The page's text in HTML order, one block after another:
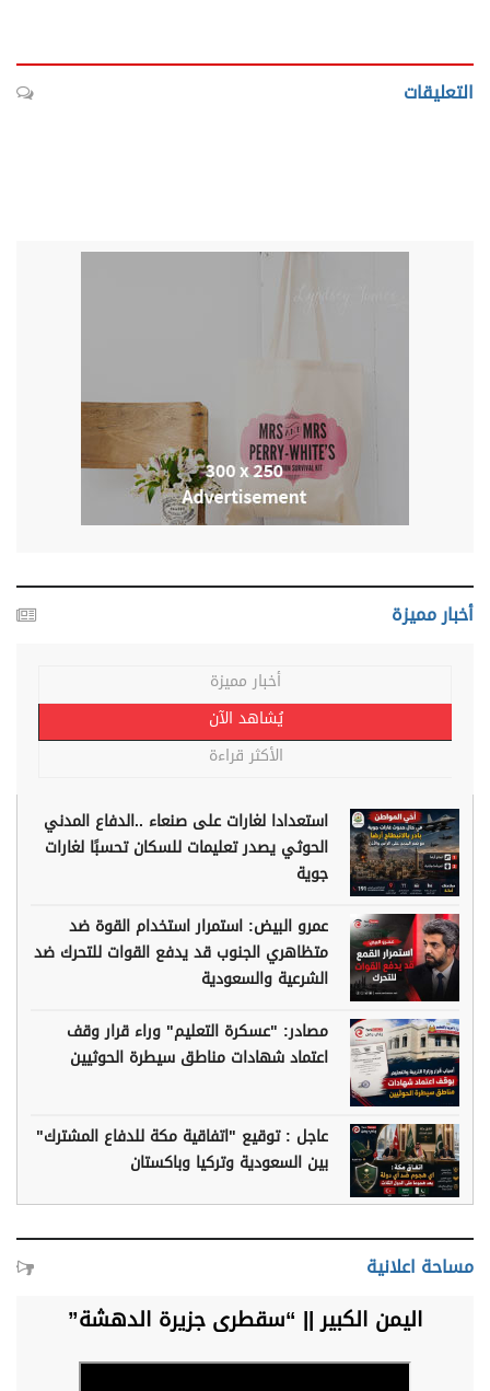
التعليقات
أخبار مميزة
أخبار مميزة
يُشاهد الآن
الأكثر قراءة
استعدادا لغارات على صنعاء ..الدفاع المدني
الحوثي يصدر تعليمات للسكان تحسبًا لغارات
جوية
عمرو البيض: استمرار استخدام القوة ضد
متظاهري الجنوب قد يدفع القوات للتحرك ضد
الشرعية والسعودية
مصادر: "عسكرة التعليم" وراء قرار وقف
اعتماد شهادات مناطق سيطرة الحوثيين
عاجل : توقيع "اتفاقية مكة للدفاع المشترك"
بين السعودية وتركيا وباكستان
مساحة اعلانية
اليمن الكبير || “سقطرى جزيرة الدهشة”